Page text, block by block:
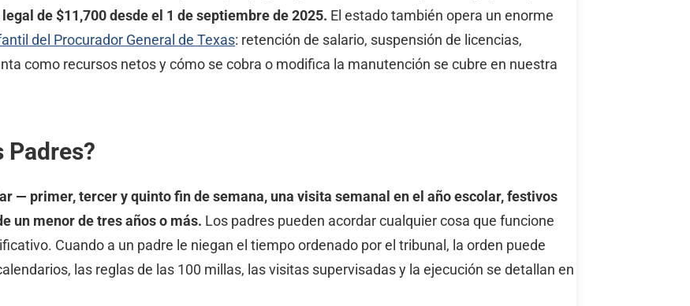
de $11,700 desde el 1 de septiembre de 2025. El estado también opera un enorme
del Procurador General de Texas: retención de salario, suspensión de licencias,
como recursos netos y cómo se cobra o modifica la manutención se cubre en nuestra
Padres?
— primer, tercer y quinto fin de semana, una visita semanal en el año escolar, festivos
un menor de tres años o más. Los padres pueden acordar cualquier cosa que funcione
Cuando a un padre le niegan el tiempo ordenado por el tribunal, la orden puede
las reglas de las 100 millas, las visitas supervisadas y la ejecución se detallan en